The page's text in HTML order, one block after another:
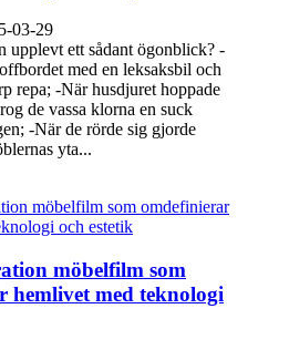
03-29
upplevt ett sådant ögonblick? -
med en leksaksbil och
repa; -När husdjuret hoppade
de vassa klorna en suck
-När de rörde sig gjorde
yta...
möbelfilm som
hemlivet med teknologi